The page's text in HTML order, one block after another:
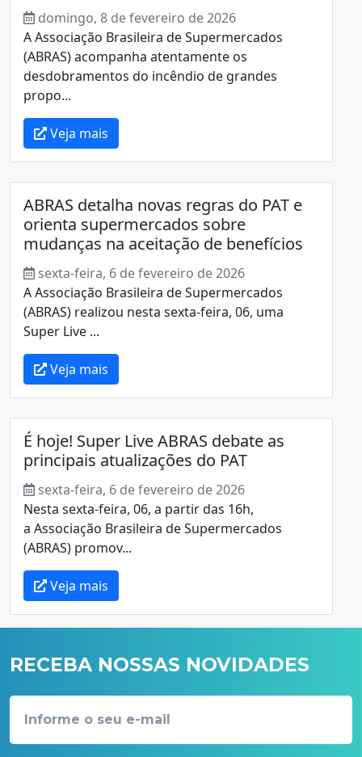
domingo, 8 de fevereiro de 2026
A Associação Brasileira de Supermercados
(ABRAS) acompanha atentamente os
desdobramentos do incêndio de grandes
propo...
Veja mais
ABRAS detalha novas regras do PAT e
orienta supermercados sobre
mudanças na aceitação de benefícios
sexta-feira, 6 de fevereiro de 2026
A Associação Brasileira de Supermercados
(ABRAS) realizou nesta sexta-feira, 06, uma
Super Live ...
Veja mais
É hoje! Super Live ABRAS debate as
principais atualizações do PAT
sexta-feira, 6 de fevereiro de 2026
Nesta sexta-feira, 06, a partir das 16h,
a Associação Brasileira de Supermercados
(ABRAS) promov...
Veja mais
RECEBA NOSSAS NOVIDADES